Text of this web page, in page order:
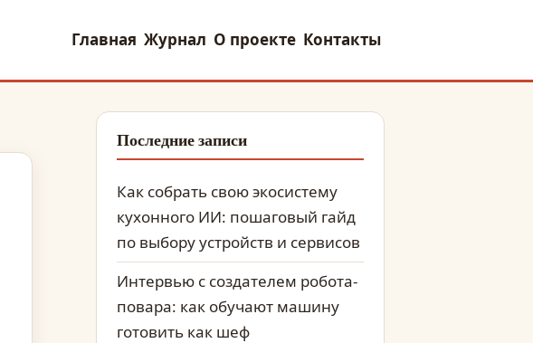
Главная Журнал О проекте Контакты
Последние записи
Как собрать свою экосистему
кухонного ИИ: пошаговый гайд
по выбору устройств и сервисов
Интервью с создателем робота-
повара: как обучают машину
готовить как шеф